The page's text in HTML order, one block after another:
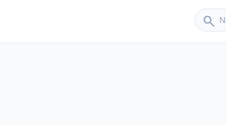
search
Sender